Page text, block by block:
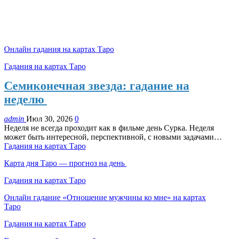
Онлайн гадания на картах Таро
Гадания на картах Таро
Семиконечная звезда: гадание на
неделю
admin Июл 30, 2026 0
Неделя не всегда проходит как в фильме день Сурка. Неделя
может быть интересной, перспективной, с новыми задачами…
Гадания на картах Таро
Карта дня Таро — прогноз на день
Гадания на картах Таро
Онлайн гадание «Отношение мужчины ко мне» на картах
Таро
Гадания на картах Таро